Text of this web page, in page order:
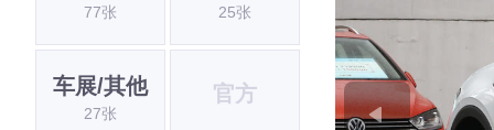
77张 25张
车展/其他
27张
官方